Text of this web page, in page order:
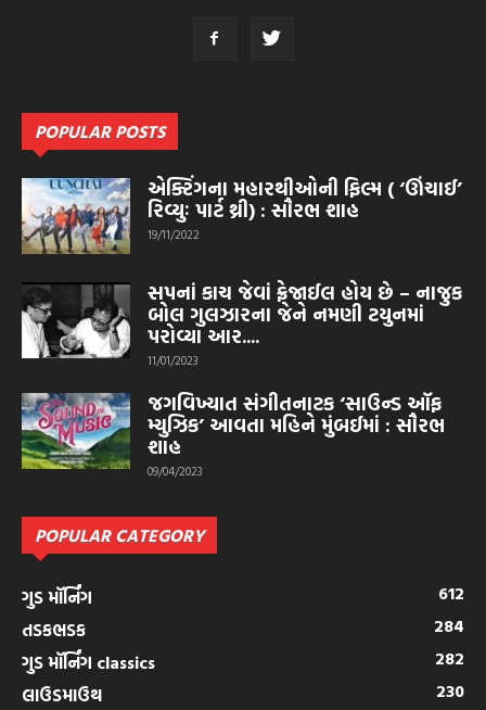
POPULAR POSTS
એક્ટિંગના મહારથીઓની ફિલ્મ ( ‘ઊંચાઈ’
રિવ્યુઃ પાર્ટ થ્રી) : સૌરભ શાહ
19/11/2022
સપનાં કાચ જેવાં ફ્રેજાઈલ હોય છે – નાજુક
બોલ ગુલઝારના જેને નમણી ટયુનમાં
પરોવ્યા આર....
11/01/2023
જગવિખ્યાત સંગીતનાટક ‘સાઉન્ડ ઑફ
મ્યુઝિક’ આવતા મહિને મુંબઈમાં : સૌરભ
શાહ
09/04/2023
POPULAR CATEGORY
ગુડ મૉર્નિંગ
612
તડકભડક
284
ગુડ મૉર્નિંગ classics
282
લાઉડમાઉથ
230